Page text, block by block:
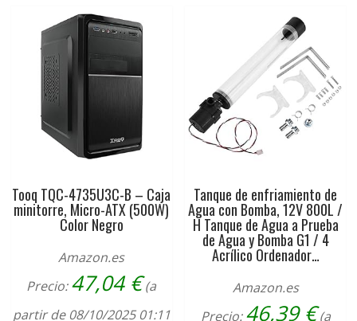
Tooq TQC-4735U3C-B – Caja
minitorre, Micro-ATX (500W)
Color Negro
Amazon.es
Precio:47,04€ (a
partir de 08/10/2025 01:11
Tanque de enfriamiento de
Agua con Bomba, 12V 800L /
H Tanque de Agua a Prueba
de Agua y Bomba G1 / 4
Acrílico Ordenador…
Amazon.es
Precio:46,39€(a